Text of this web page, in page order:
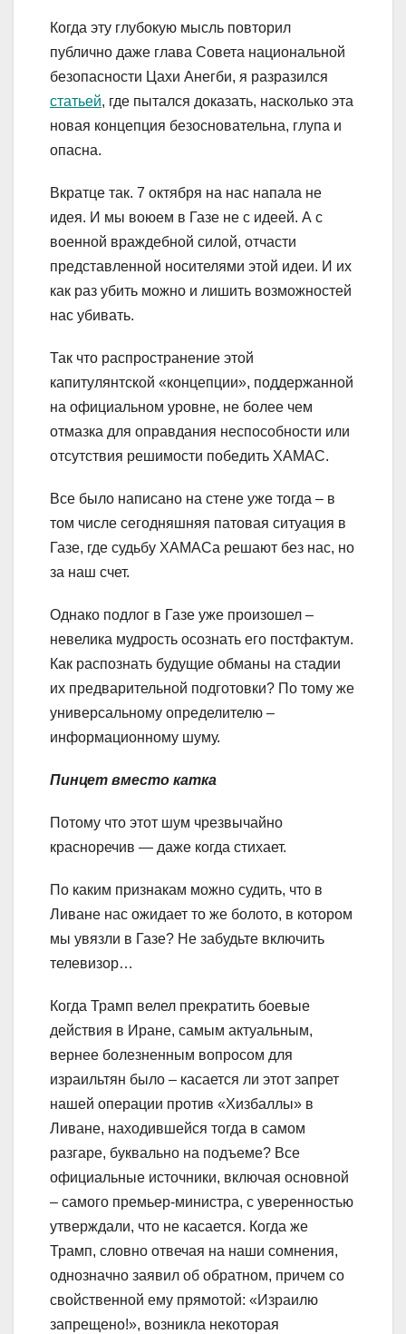
Когда эту глубокую мысль повторил
публично даже глава Совета национальной
безопасности Цахи Анегби, я разразился
статьей, где пытался доказать, насколько эта
новая концепция безосновательна, глупа и
опасна.
Вкратце так. 7 октября на нас напала не
идея. И мы воюем в Газе не с идеей. А с
военной враждебной силой, отчасти
представленной носителями этой идеи. И их
как раз убить можно и лишить возможностей
нас убивать.
Так что распространение этой
капитулянтской «концепции», поддержанной
на официальном уровне, не более чем
отмазка для оправдания неспособности или
отсутствия решимости победить ХАМАС.
Все было написано на стене уже тогда – в
том числе сегодняшняя патовая ситуация в
Газе, где судьбу ХАМАСа решают без нас, но
за наш счет.
Однако подлог в Газе уже произошел –
невелика мудрость осознать его постфактум.
Как распознать будущие обманы на стадии
их предварительной подготовки? По тому же
универсальному определителю –
информационному шуму.
Пинцет вместо катка
Потому что этот шум чрезвычайно
красноречив — даже когда стихает.
По каким признакам можно судить, что в
Ливане нас ожидает то же болото, в котором
мы увязли в Газе? Не забудьте включить
телевизор…
Когда Трамп велел прекратить боевые
действия в Иране, самым актуальным,
вернее болезненным вопросом для
израильтян было – касается ли этот запрет
нашей операции против «Хизбаллы» в
Ливане, находившейся тогда в самом
разгаре, буквально на подъеме? Все
официальные источники, включая основной
– самого премьер-министра, с уверенностью
утверждали, что не касается. Когда же
Трамп, словно отвечая на наши сомнения,
однозначно заявил об обратном, причем со
свойственной ему прямотой: «Израилю
запрещено!», возникла некоторая